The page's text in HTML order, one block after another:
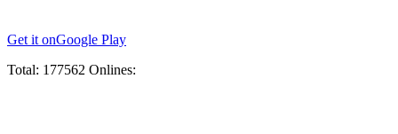
Get it onGoogle Play
Total: 177562 Onlines: